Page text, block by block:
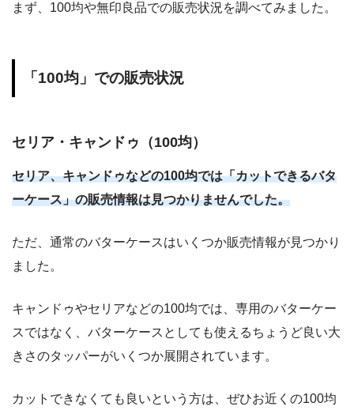
まず、100均や無印良品での販売状況を調べてみました。
「100均」での販売状況
セリア・キャンドゥ（100均）
セリア、キャンドゥなどの100均では「カットできるバタ
ーケース」の販売情報は見つかりませんでした。
ただ、通常のバターケースはいくつか販売情報が見つかり
ました。
キャンドゥやセリアなどの100均では、専用のバターケー
スではなく、バターケースとしても使えるちょうど良い大
きさのタッパーがいくつか展開されています。
カットできなくても良いという方は、ぜひお近くの100均